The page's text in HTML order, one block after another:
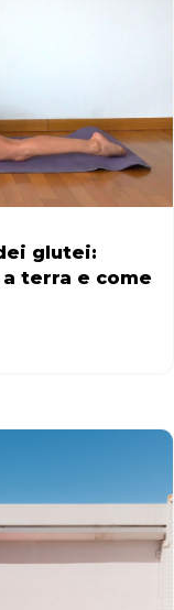
glutei:
terra e come